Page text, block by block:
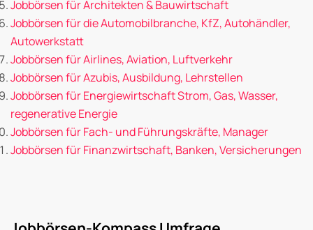
Jobbörsen für Architekten & Bauwirtschaft
Jobbörsen für die Automobilbranche, KfZ, Autohändler,
Autowerkstatt
Jobbörsen für Airlines, Aviation, Luftverkehr
Jobbörsen für Azubis, Ausbildung, Lehrstellen
Jobbörsen für Energiewirtschaft Strom, Gas, Wasser,
regenerative Energie
Jobbörsen für Fach- und Führungskräfte, Manager
Jobbörsen für Finanzwirtschaft, Banken, Versicherungen